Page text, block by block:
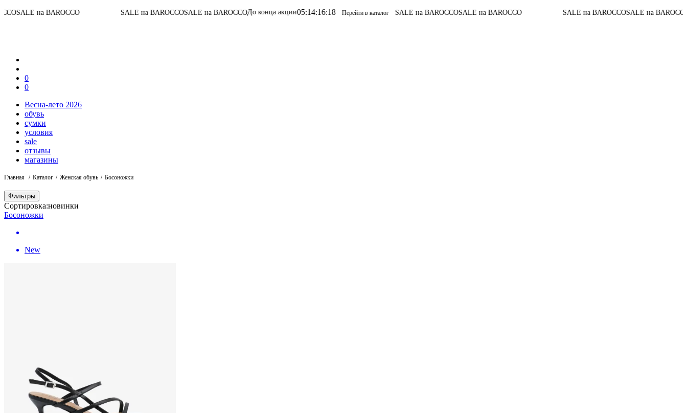
BAROCCO SALE на BAROCCOSALE на BAROCCOДо конца акции05:14:16:18 Перейти в каталог SALE на BAROCCOSALE на BAROCCO SALE на BAROCCOSALE на BAROCCOДо конца
0
0
Весна-лето 2026
обувь
сумки
условия
sale
отзывы
магазины
Главная Каталог Женская обувь Босоножки
Фильтры
Сортировка:новинки
Босоножки
New